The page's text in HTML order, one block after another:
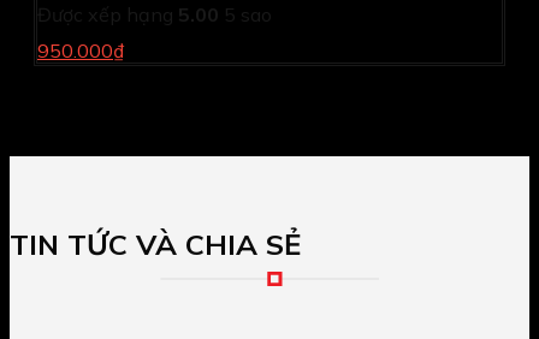
Được xếp hạng 5.00 5 sao
950.000₫
TIN TỨC VÀ CHIA SẺ